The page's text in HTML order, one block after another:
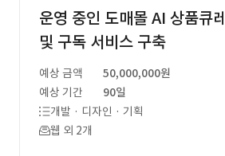
운영 중인 도매몰 AI 상품큐
및 구독 서비스 구축
예상 금액
50,000,000원
예상 기간
90일
개발 · 디자인 · 기획
웹 외 2개